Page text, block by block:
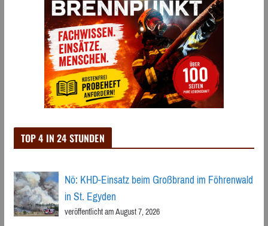
TOP 4 IN 24 STUNDEN
Nö: KHD-Einsatz beim Großbrand im Föhrenwald
in St. Egyden
veröffentlicht am August 7, 2026